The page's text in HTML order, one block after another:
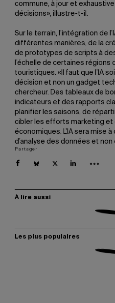
commune, à jour et
décisions», illustre-t-il.
Sur le terrain, l’intégration de
différentes manières, de la
de prototypes de scripts à
l’échelle de certaines
touristiques. «Il faut que l’IA
décision et non un gadget
chercheur. Des tableaux de
indicateurs et des rapports
planifier les saisons, de
cibler les efforts marketing et
économiques. L’IA sera mise
d’analyse des données et
Partager
À lire aussi
Les plus populaires